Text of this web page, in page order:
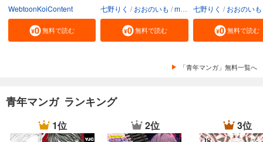
WebtoonKoiContent
無料で読む
七野りく おおのいも mmu
無料で読む
七野りく おおのいも
無料で読む
「青年マンガ」無料一覧へ
青年マンガ ランキング
1位 2位 3位